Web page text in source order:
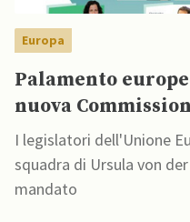
Europa
Palamento
nuova
I legislatori dell'Unione
squadra di Ursula von
mandato